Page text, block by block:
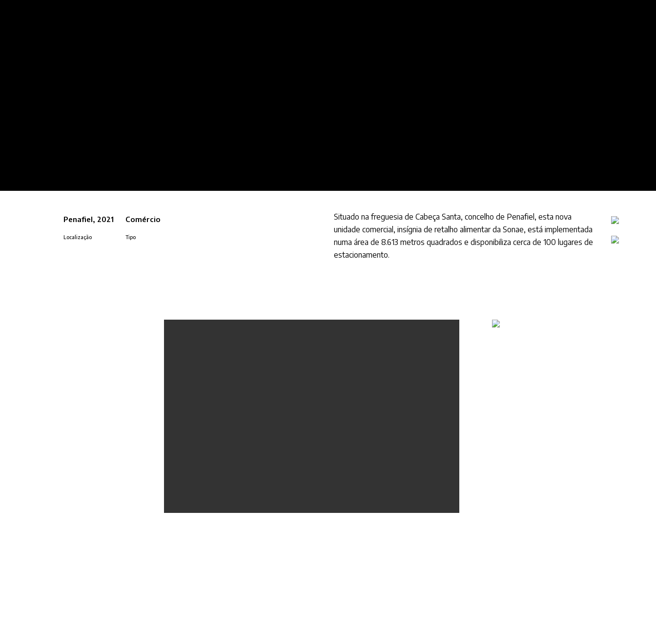
Penafiel, 2021 Comércio
Localização Tipo
Situado na freguesia de Cabeça Santa, concelho de Penafiel, esta nova
unidade comercial, insígnia de retalho alimentar da Sonae, está implementada
numa área de 8.613 metros quadrados e disponibiliza cerca de 100 lugares de
estacionamento.